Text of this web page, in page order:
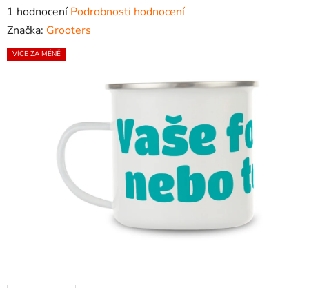
Průměrné
hodnocení
produktu
1 hodnocení Podrobnosti hodnocení
Značka: Grooters
VÍCE ZA MÉNĚ